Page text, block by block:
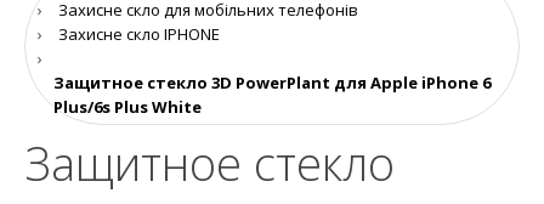
›
Захисне скло для мобільних телефонів
›
Захисне скло IPHONE
›
Защитное стекло 3D PowerPlant для Apple iPhone 6
Plus/6s Plus White
Защитное стекло